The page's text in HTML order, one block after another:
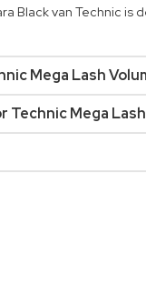
Black van Technic
Mega Lash
Technic Mega